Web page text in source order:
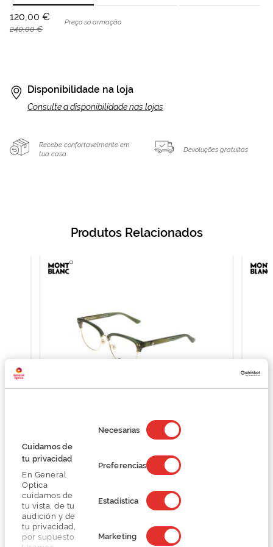
Cuidamos de
tu privacidad
En General
Optica
cuidamos de
tu vista, de tu
audición y de
tu privacidad,
por supuesto.
de
consentimiento
Necesarias
Preferencias
Estadística
Marketing
120,00 €
240,00 €
Preço só armação
Disponibilidade na loja
Consulte a disponibilidade nas lojas
Recebe confortavelmente em
tua casa
Devoluções gratuitas
Produtos Relacionados
Montblanc MB0259OK
126,00 €